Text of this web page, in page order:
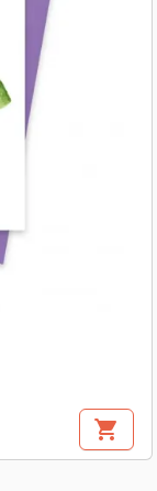
shopping_cart